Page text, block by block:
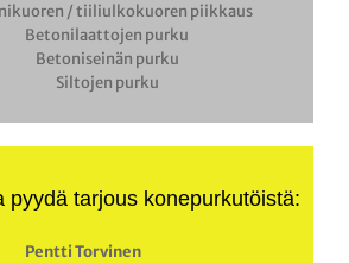
/ tiiliulkokuoren piikkaus
Betonilaattojen purku
Betoniseinän purku
Siltojen purku
pyydä tarjous konepurkutöistä:
Pentti Torvinen